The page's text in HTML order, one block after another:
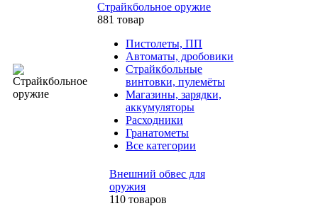
Страйкбольное оружие
881 товар
Пистолеты, ПП
Автоматы, дробовики
Страйкбольные
винтовки, пулемёты
Магазины, зарядки,
аккумуляторы
Расходники
Гранатометы
Все категории
Внешний обвес для
оружия
110 товаров